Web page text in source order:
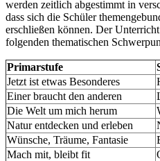
werden zeitlich abgestimmt in
dass sich die Schüler
erschließen können. Der
folgenden thematischen
Primarstufe
Jetzt ist etwas Besonderes
Einer braucht den anderen
Die Welt um mich herum
Natur entdecken und erleben
Wünsche, Träume, Fantasie
Mach mit, bleibt fit